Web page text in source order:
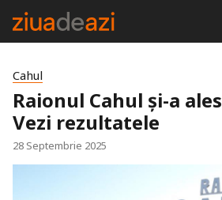
Cahul
Raionul Cahul și-a
Vezi rezultatele
28 Septembrie 2025